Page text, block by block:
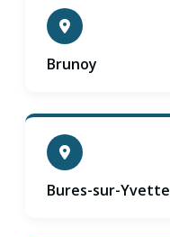
Brunoy
Bures-sur-Yvette